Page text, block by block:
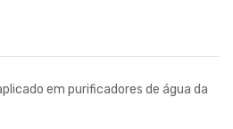
em purificadores de água da